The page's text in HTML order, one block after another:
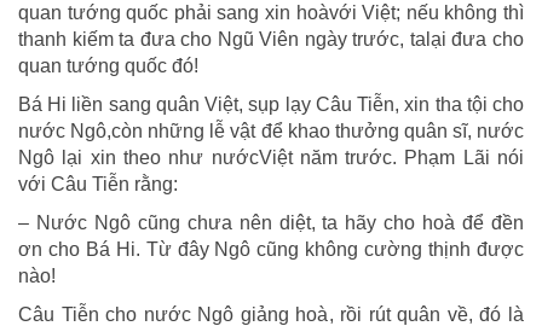
quan tướng quốc phải sang xin hoàvới Việt; nếu không thì
thanh kiếm ta đưa cho Ngũ Viên ngày trước, talại đưa cho
quan tướng quốc đó!
Bá Hi liền sang quân Việt, sụp lạy Câu Tiễn, xin tha tội cho
nước Ngô,còn những lễ vật để khao thưởng quân sĩ, nước
Ngô lại xin theo như nướcViệt năm trước. Phạm Lãi nói
với Câu Tiễn rằng:
– Nước Ngô cũng chưa nên diệt, ta hãy cho hoà để đền
ơn cho Bá Hi. Từ đây Ngô cũng không cường thịnh được
nào!
Câu Tiễn cho nước Ngô giảng hoà, rồi rút quân về, đó là